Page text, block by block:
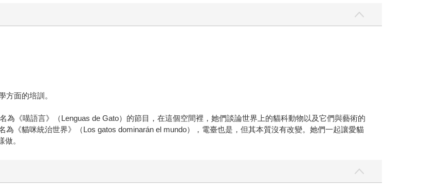
方面的培訓。
為《喵語言》（Lenguas de Gato）的節目，在這個空間裡，她們談論世界上的貓科動物以及它們與藝術的
《貓咪統治世界》（Los gatos dominarán el mundo），電臺也是，但其本質沒有改變。她們一起讓愛貓
。